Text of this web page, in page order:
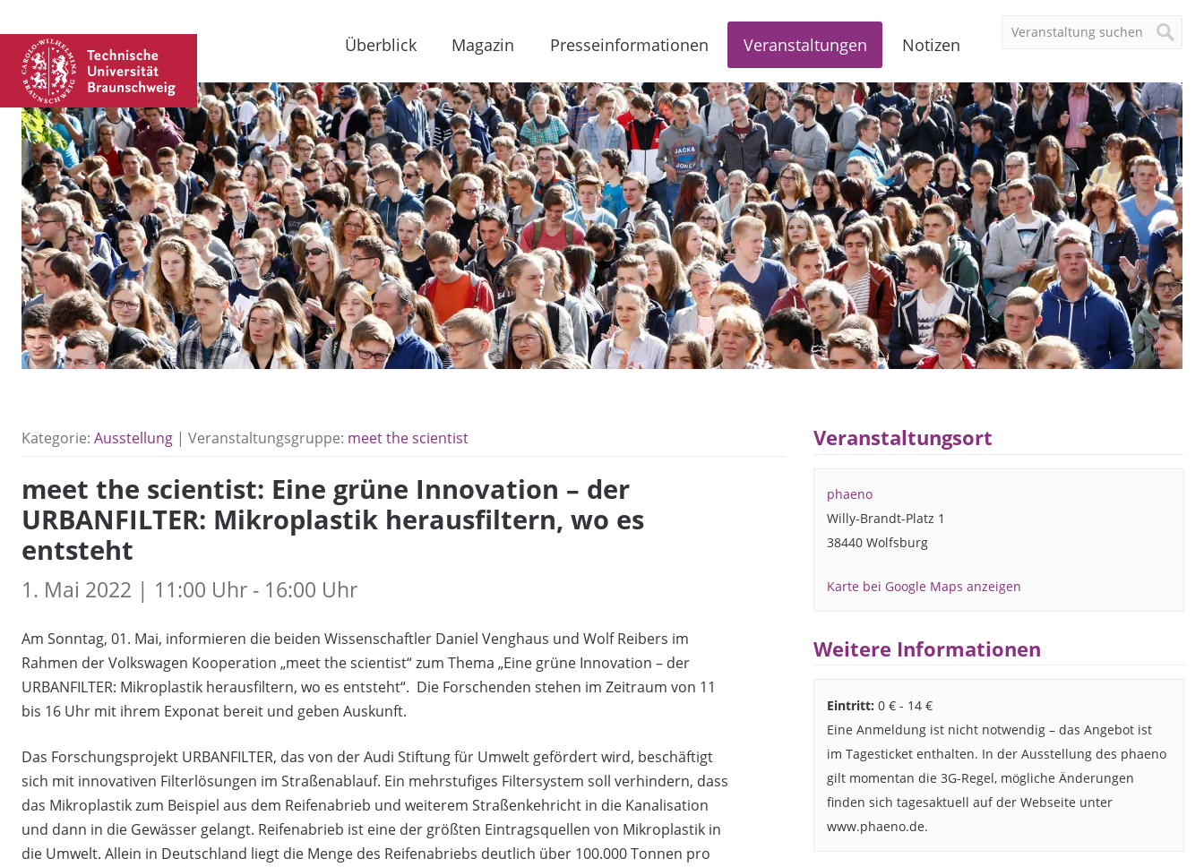
Überblick Magazin Presseinformationen Veranstaltungen Notizen
Kategorie: Ausstellung | Veranstaltungsgruppe: meet the scientist
meet the scientist: Eine grüne Innovation – der
URBANFILTER: Mikroplastik herausfiltern, wo es
entsteht
1. Mai 2022 | 11:00 Uhr - 16:00 Uhr
Am Sonntag, 01. Mai, informieren die beiden Wissenschaftler Daniel Venghaus und Wolf Reibers im
Rahmen der Volkswagen Kooperation „meet the scientist“ zum Thema „Eine grüne Innovation – der
URBANFILTER: Mikroplastik herausfiltern, wo es entsteht“. Die Forschenden stehen im Zeitraum von 11
bis 16 Uhr mit ihrem Exponat bereit und geben Auskunft.
Das Forschungsprojekt URBANFILTER, das von der Audi Stiftung für Umwelt gefördert wird, beschäftigt
sich mit innovativen Filterlösungen im Straßenablauf. Ein mehrstufiges Filtersystem soll verhindern, dass
das Mikroplastik zum Beispiel aus dem Reifenabrieb und weiterem Straßenkehricht in die Kanalisation
und dann in die Gewässer gelangt. Reifenabrieb ist eine der größten Eintragsquellen von Mikroplastik in
die Umwelt. Allein in Deutschland liegt die Menge des Reifenabriebs deutlich über 100.000 Tonnen pro
Veranstaltungsort
phaeno
Willy-Brandt-Platz 1
38440 Wolfsburg
Karte bei Google Maps anzeigen
Weitere Informationen
Eintritt: 0 € - 14 €
Eine Anmeldung ist nicht notwendig – das Angebot ist
im Tagesticket enthalten. In der Ausstellung des phaeno
gilt momentan die 3G-Regel, mögliche Änderungen
finden sich tagesaktuell auf der Webseite unter
www.phaeno.de.